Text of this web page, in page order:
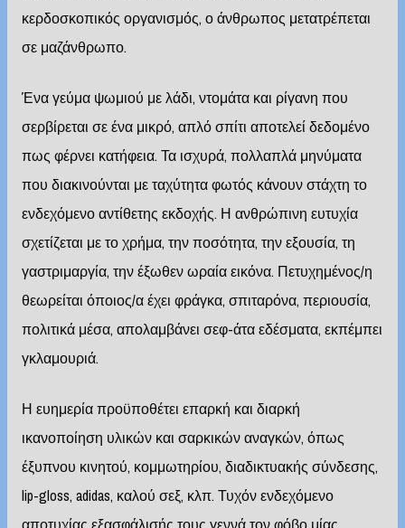
κερδοσκοπικός οργανισμός, ο άνθρωπος μετατρέπεται
σε μαζάνθρωπο.
Ένα γεύμα ψωμιού με λάδι, ντομάτα και ρίγανη που
σερβίρεται σε ένα μικρό, απλό σπίτι αποτελεί δεδομένο
πως φέρνει κατήφεια. Τα ισχυρά, πολλαπλά μηνύματα
που διακινούνται με ταχύτητα φωτός κάνουν στάχτη το
ενδεχόμενο αντίθετης εκδοχής. Η ανθρώπινη ευτυχία
σχετίζεται με το χρήμα, την ποσότητα, την εξουσία, τη
γαστριμαργία, την έξωθεν ωραία εικόνα. Πετυχημένος/η
θεωρείται όποιος/α έχει φράγκα, σπιταρόνα, περιουσία,
πολιτικά μέσα, απολαμβάνει σεφ-άτα εδέσματα, εκπέμπει
γκλαμουριά.
Η ευημερία προϋποθέτει επαρκή και διαρκή
ικανοποίηση υλικών και σαρκικών αναγκών, όπως
έξυπνου κινητού, κομμωτηρίου, διαδικτυακής σύνδεσης,
lip-gloss, adidas, καλού σεξ, κλπ. Τυχόν ενδεχόμενο